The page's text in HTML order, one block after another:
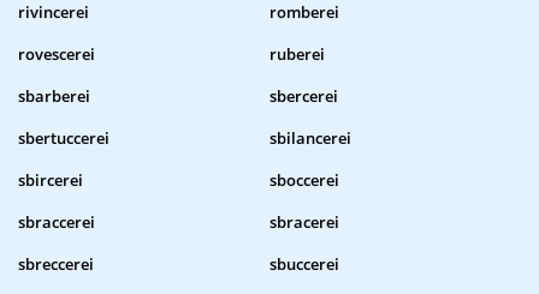
rivincerei
romberei
rovescerei
ruberei
sbarberei
sbercerei
sbertuccerei
sbilancerei
sbircerei
sboccerei
sbraccerei
sbracerei
sbreccerei
sbuccerei